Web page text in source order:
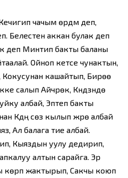
чачым өрдүм деп,
Белестен аккан булак деп
деп Минтип бакты баланы
Ойноп кетсе чунактын,
Кокусунан кашайтып, Бирөө
салып Айчүрөк, Күндүзүндө
албай, Эптеп бакты
Күдүң сөз кылып жүрө албай
Ал балага тие албай.
Кыяздын уулу дедирип,
алтын сарайга. Эр
көрүп жактырып, Сакчы коюп